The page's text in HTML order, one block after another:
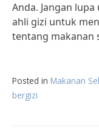
Anda. Jangan
ahli gizi untuk
tentang makanan
Posted in Makanan
bergizi